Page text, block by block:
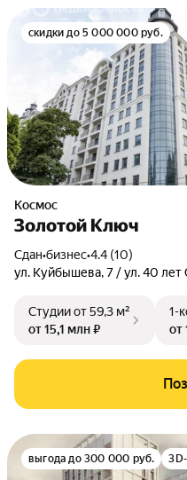
скидки до 5 000 000 руб.
Космос
Золотой Ключ
Сдан•бизнес•4.4 (10)
ул. Куйбышева,7 / ул. 40 лет
Студииот 59,3 м²
от 15,1 млн ₽
1-
от
выгода до 300 000 руб.